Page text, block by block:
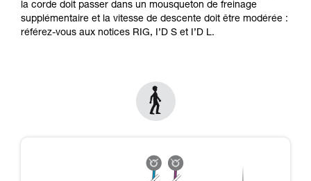
la manipulation, seul, en toute sécurité, avant
de la reproduire en autonomie.
Nous donnons des exemples de techniques
la corde doit passer dans un mousqueton de freinage
supplémentaire et la vitesse de descente doit être modérée :
référez-vous aux notices RIG, I’D S et I’D L.